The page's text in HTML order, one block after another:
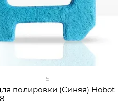
5
полировки (Синяя) Hobot-